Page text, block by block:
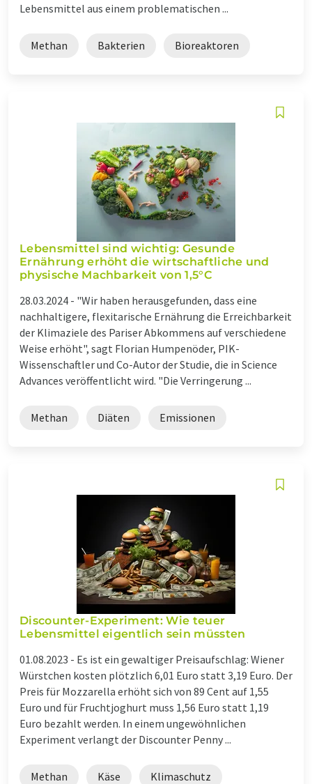
Lebensmittel aus einem problematischen ...
Methan Bakterien Bioreaktoren
Lebensmittel sind wichtig: Gesunde
Ernährung erhöht die wirtschaftliche und
physische Machbarkeit von 1,5°C
28.03.2024 - "Wir haben herausgefunden, dass eine
nachhaltigere, flexitarische Ernährung die Erreichbarkeit
der Klimaziele des Pariser Abkommens auf verschiedene
Weise erhöht", sagt Florian Humpenöder, PIK-
Wissenschaftler und Co-Autor der Studie, die in Science
Advances veröffentlicht wird. "Die Verringerung ...
Methan Diäten Emissionen
Discounter-Experiment: Wie teuer
Lebensmittel eigentlich sein müssten
01.08.2023 - Es ist ein gewaltiger Preisaufschlag: Wiener
Würstchen kosten plötzlich 6,01 Euro statt 3,19 Euro. Der
Preis für Mozzarella erhöht sich von 89 Cent auf 1,55
Euro und für Fruchtjoghurt muss 1,56 Euro statt 1,19
Euro bezahlt werden. In einem ungewöhnlichen
Experiment verlangt der Discounter Penny ...
Methan Käse Klimaschutz